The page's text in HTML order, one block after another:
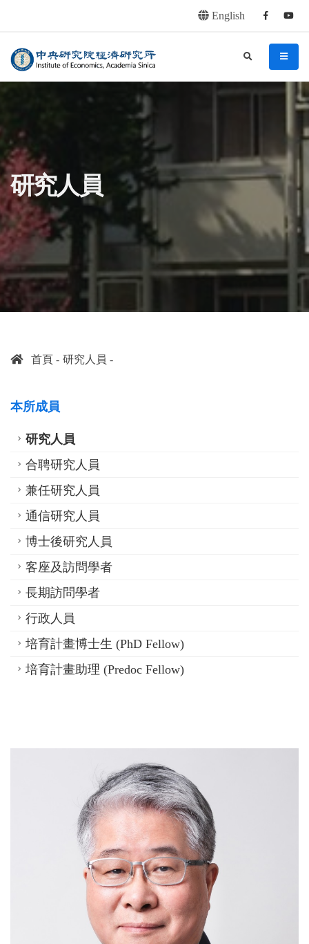
English Facebook
中央研究院經濟研究所 menu
search
研究人員
首頁 研究人員
本所成員
研究人員
合聘研究人員
兼任研究人員
通信研究人員
博士後研究人員
客座及訪問學者
長期訪問學者
行政人員
培育計畫博士生 (PhD Fellow)
培育計畫助理 (Predoc Fellow)